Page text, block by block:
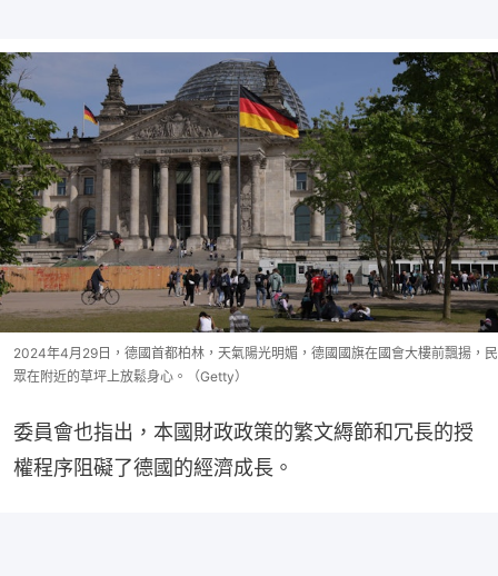
2024年4月29日，德國首都柏林，天氣陽光明媚，德國國旗在國會大樓前飄揚，民
眾在附近的草坪上放鬆身心。（Getty）
委員會也指出，本國財政政策的繁文縟節和冗長的授
權程序阻礙了德國的經濟成長。